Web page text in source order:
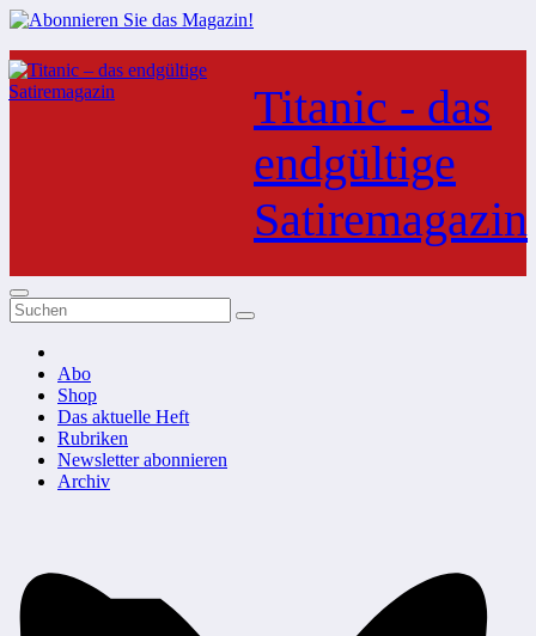
Zum
Inhalt
springen
Titanic - das
endgültige
Satiremagazin
Abo
Shop
Das aktuelle Heft
Rubriken
Newsletter abonnieren
Archiv